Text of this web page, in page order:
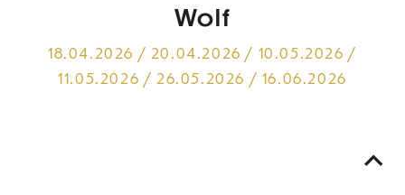
Wolf
18.04.2026 / 20.04.2026 / 10.05.2026 /
11.05.2026 / 26.05.2026 / 16.06.2026